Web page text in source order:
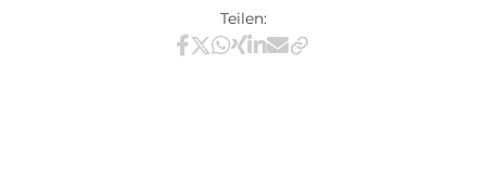
Teilen:
Teilen via Facebook
Teilen via X / Twitter
Teilen via WhatsApp
Teilen via Xing
Teilen via LinkedIn
Teilen via E-Mail